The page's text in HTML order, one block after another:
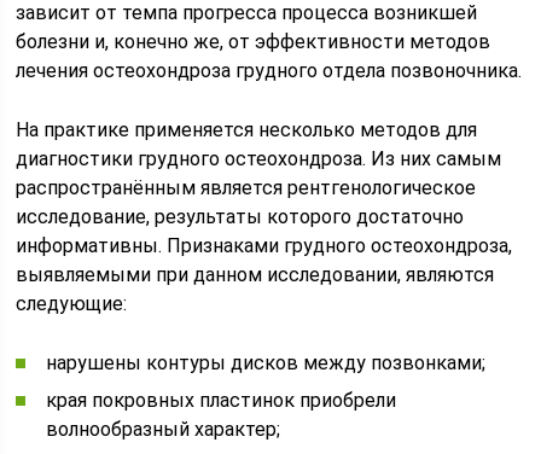
зависит от темпа прогресса процесса возникшей
болезни и, конечно же, от эффективности методов
лечения остеохондроза грудного отдела позвоночника.
На практике применяется несколько методов для
диагностики грудного остеохондроза. Из них самым
распространённым является рентгенологическое
исследование, результаты которого достаточно
информативны. Признаками грудного остеохондроза,
выявляемыми при данном исследовании, являются
следующие:
нарушены контуры дисков между позвонками;
края покровных пластинок приобрели
волнообразный характер;